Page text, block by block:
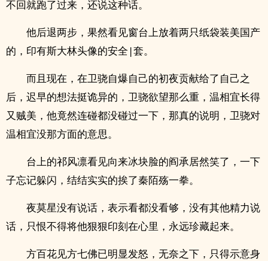
不回就跑了过来，还说这种话。
他后退两步，果然看见窗台上放着两只纸袋装美国产
的，印有斯大林头像的安全|套。
而且现在，在卫骁自爆自己的初夜贡献给了自己之
后，迟早的想法挺诡异的，卫骁欲望那么重，温相宜长得
又贼美，他竟然连碰都没碰过一下，那真的说明，卫骁对
温相宜没那方面的意思。
台上的祁风凛看见向来冰块脸的阎承居然笑了，一下
子忘记躲闪，结结实实的挨了秦陌殇一拳。
夜莫星没有说话，表示看都没看够，没有其他精力说
话，只恨不得将他狠狠印刻在心里，永远珍藏起来。
方百花见方七佛已明显发怒，无奈之下，只得示意身